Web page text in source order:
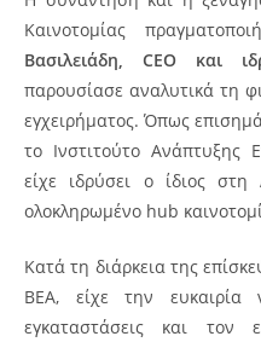
Καινοτομίας
Βασιλειάδη, CEO και
παρουσίασε αναλυτικά τη
εγχειρήματος. Όπως
το Ινστιτούτο Ανάπτυξης
είχε ιδρύσει ο ίδιος
ολοκληρωμένο hub
Κατά τη διάρκεια της
ΒΕΑ, είχε την ευκαιρία
εγκαταστάσεις και τον